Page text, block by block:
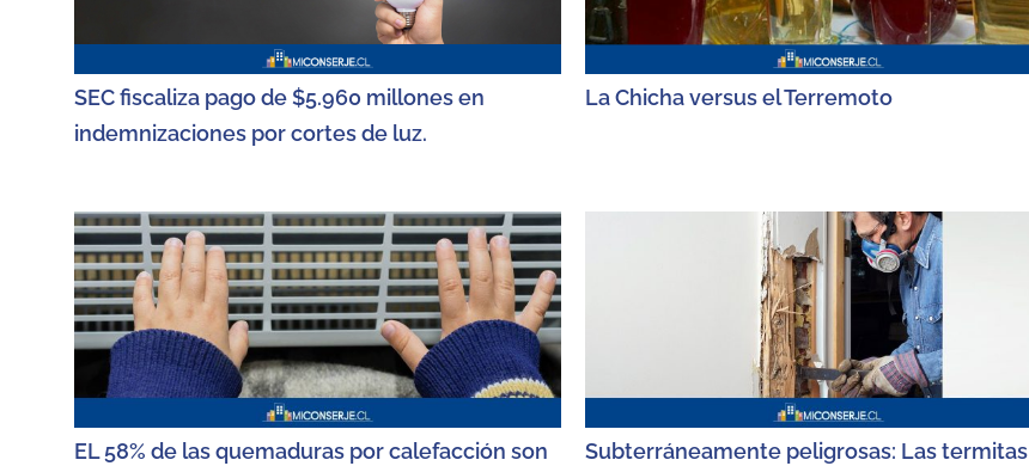
SEC fiscaliza pago de $5.960 millones en
indemnizaciones por cortes de luz.
La Chicha versus el Terremoto
EL 58% de las quemaduras por calefacción son
Subterráneamente peligrosas: Las termitas